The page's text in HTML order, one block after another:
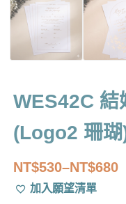
WES42C 結
(Logo2 珊瑚
NT$530–NT$680
價
格 加入願望清單